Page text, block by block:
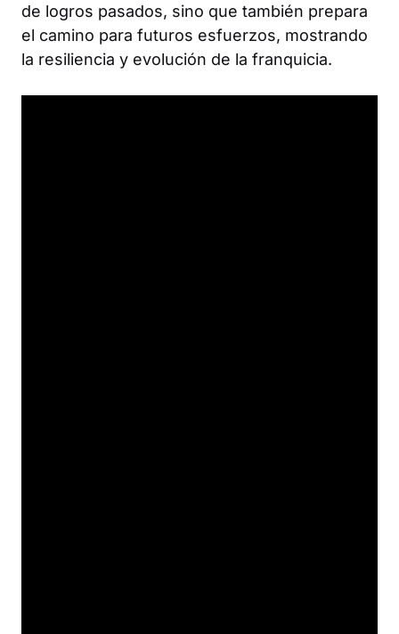
de logros pasados, sino que también prepara
el camino para futuros esfuerzos, mostrando
la resiliencia y evolución de la franquicia.